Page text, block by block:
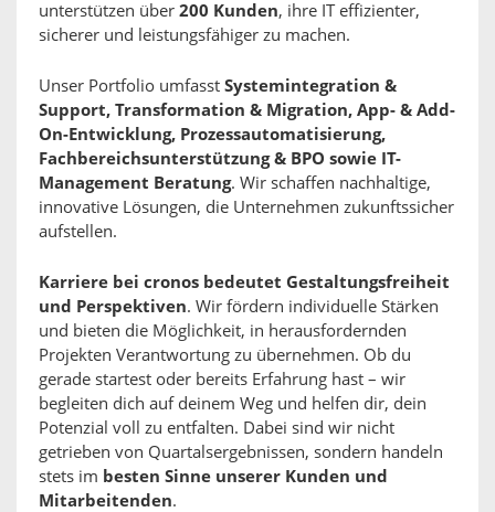
unterstützen über 200 Kunden, ihre IT effizienter,
sicherer und leistungsfähiger zu machen.
Unser Portfolio umfasst Systemintegration &
Support, Transformation & Migration, App- & Add-
On-Entwicklung, Prozessautomatisierung,
Fachbereichsunterstützung & BPO sowie IT-
Management Beratung. Wir schaffen nachhaltige,
innovative Lösungen, die Unternehmen zukunftssicher
aufstellen.
Karriere bei cronos bedeutet Gestaltungsfreiheit
und Perspektiven. Wir fördern individuelle Stärken
und bieten die Möglichkeit, in herausfordernden
Projekten Verantwortung zu übernehmen. Ob du
gerade startest oder bereits Erfahrung hast – wir
begleiten dich auf deinem Weg und helfen dir, dein
Potenzial voll zu entfalten. Dabei sind wir nicht
getrieben von Quartalsergebnissen, sondern handeln
stets im besten Sinne unserer Kunden und
Mitarbeitenden.